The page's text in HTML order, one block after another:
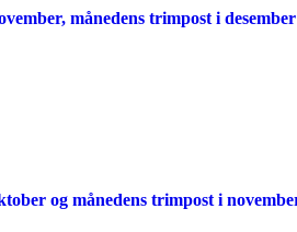
månedens trimpost i desember
og månedens trimpost i